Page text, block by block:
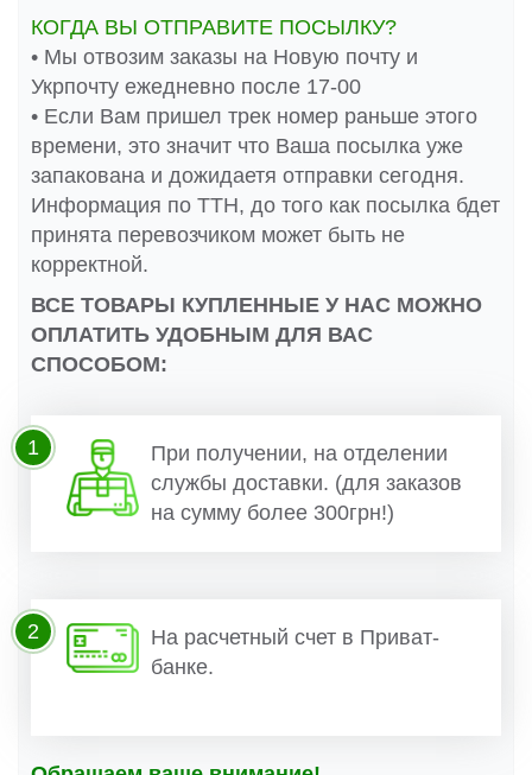
КОГДА ВЫ ОТПРАВИТЕ ПОСЫЛКУ?
• Мы отвозим заказы на Новую почту и
Укрпочту ежедневно после 17-00
• Если Вам пришел трек номер раньше этого
времени, это значит что Ваша посылка уже
запакована и дожидаетя отправки сегодня.
Информация по ТТН, до того как посылка бдет
принята перевозчиком может быть не
корректной.
ВСЕ ТОВАРЫ КУПЛЕННЫЕ У НАС МОЖНО
ОПЛАТИТЬ УДОБНЫМ ДЛЯ ВАС
СПОСОБОМ:
При получении, на отделении
службы доставки. (для заказов
на сумму более 300грн!)
1
На расчетный счет в Приват-
банке.
2